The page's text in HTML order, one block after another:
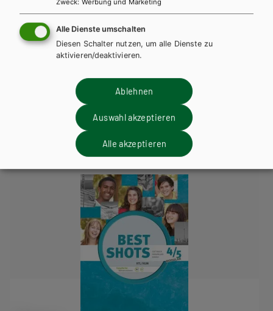
HTL/FS
Best Shots 3 – modular. HTL/HUM inkl.
Audiofiles
Lehrbuch mit E-BOOK+
Lehrbuch E-BOOK+ Solo
Teacher´s Guide
Revisions
Lehrer/innen-CD
Zweck: Werbung und Marketing
Alle Dienste umschalten
Diesen Schalter nutzen, um alle Dienste zu
aktivieren/deaktivieren.
Ablehnen
Auswahl akzeptieren
Alle akzeptieren